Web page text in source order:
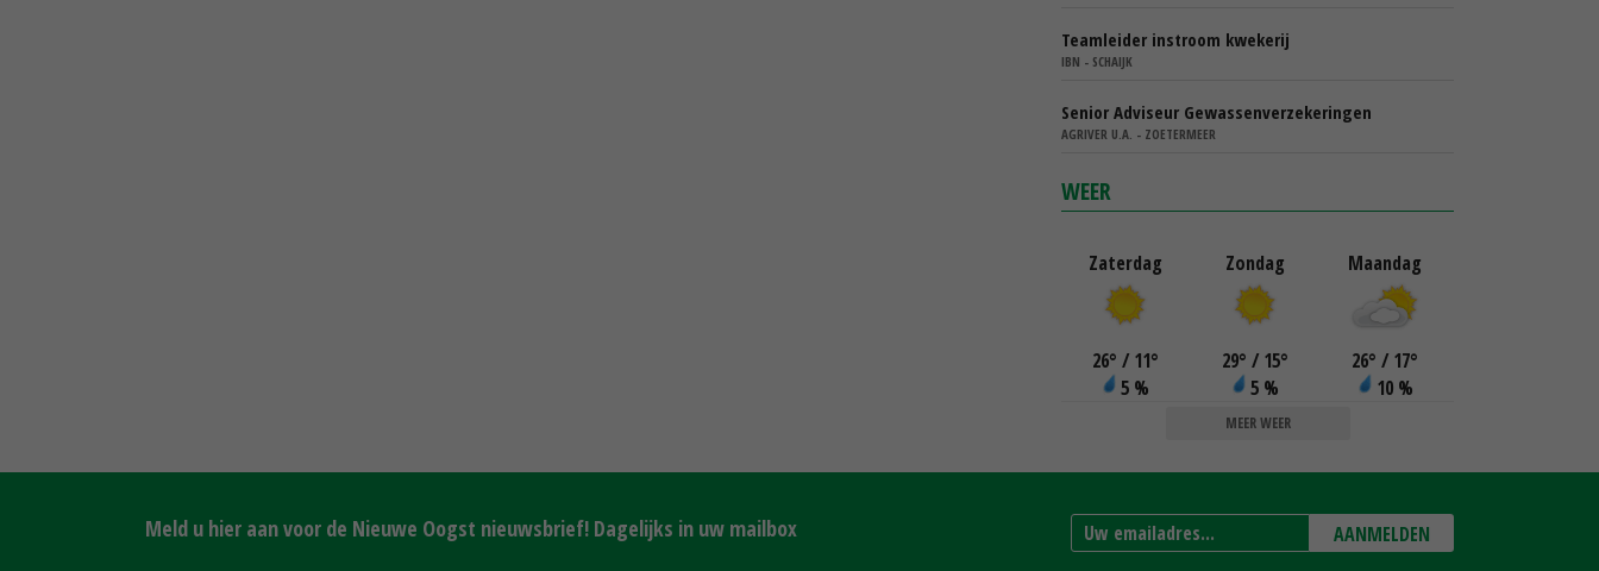
Teamleider instroom kwekerij
IBN - SCHAIJK
Senior Adviseur Gewassenverzekeringen
AGRIVER U.A. - ZOETERMEER
WEER
Zaterdag
26° / 11°
5 %
Zondag
29° / 15°
5 %
Maandag
26° / 17°
10 %
MEER WEER
Meld u hier aan voor de Nieuwe Oogst nieuwsbrief! Dagelijks in uw mailbox AANMELDEN